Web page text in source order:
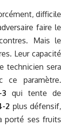
difficile
faire le
Mais le
Leur capacité
technicien sera
ce paramètre.
qui tente de
2 plus défensif,
porté ses fruits